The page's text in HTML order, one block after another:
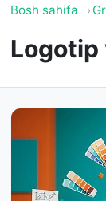
Bosh sahifa
Logotip